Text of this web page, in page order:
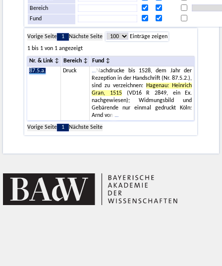
Bereich
Fund
Vorige Seite 1 Nächste Seite
Einträge zeigen
1 bis 1 von 1 angezeigt
Nr. & Link Bereich
Fund
87.5.a.
Druck
Nachdrucke bis 1528, dem Jahr der
Rezeption in der Handschrift (Nr. 87.5.2.),
sind zu verzeichnen:
Hagenau: Heinrich
Gran, 1515(VD16 R 2849, ein Ex.
nachgewiesen); Widmungsbild und
Gebärende nur einmal gedruckt Köln:
Arnd von
Vorige Seite
1 Nächste Seite